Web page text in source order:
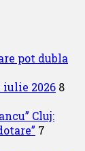
pot dubla
2026 8
Cluj:
7